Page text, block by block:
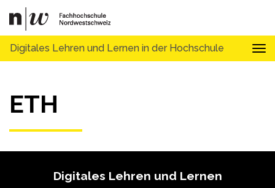
Digitales Lehren und Lernen in der Hochschule
ETH
Digitales Lehren und Lernen